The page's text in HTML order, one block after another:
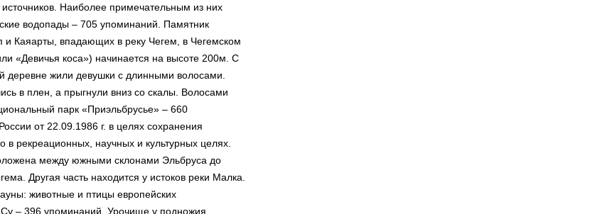
Наиболее примечательным из них
водопады – 705 упоминаний. Памятник
Каяарты, впадающих в реку Чегем, в Чегемском
«Девичья коса») начинается на высоте 200м. С
деревне жили девушки с длинными волосами.
в плен, а прыгнули вниз со скалы. Волосами
парк «Приэльбрусье» – 660
от 22.09.1986 г. в целях сохранения
в рекреационных, научных и культурных целях.
между южными склонами Эльбруса до
Другая часть находится у истоков реки Малка.
животные и птицы европейских
– 396 упоминаний. Урочище у подножия